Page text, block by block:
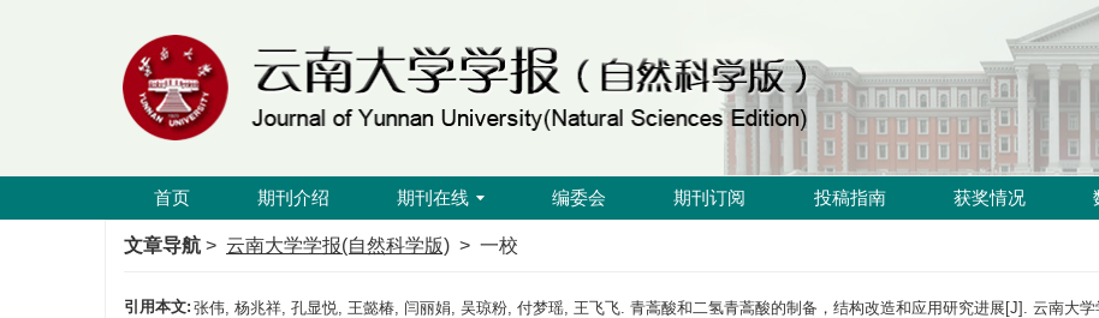
首页 期刊介绍 期刊在线 编委会 期刊订阅 投稿指南 获奖情况
文章导航 > 云南大学学报(自然科学版) > 一校
引用本文: 张伟, 杨兆祥, 孔显悦, 王懿椿, 闫丽娟, 吴琼粉, 付梦瑶, 王飞飞. 青蒿酸和二氢青蒿酸的制备，结构改造和应用研究进展[J]. 云南大学